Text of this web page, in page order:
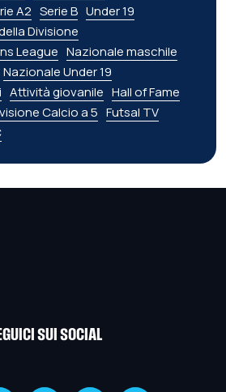
A2 Serie B Under 19
Divisione
League Nazionale maschile
Nazionale Under 19
Attività giovanile Hall of Fame
Calcio a 5 Futsal TV
SUI SOCIAL